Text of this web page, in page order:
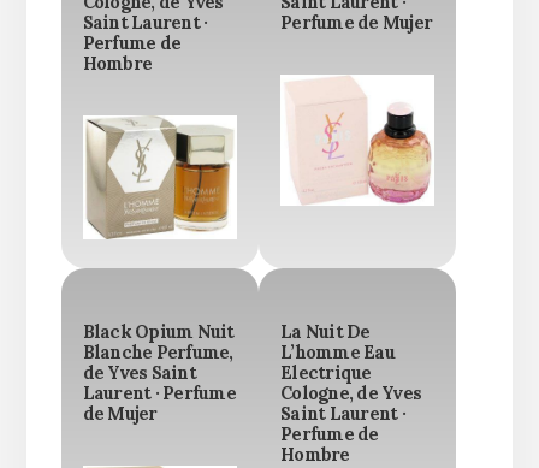
Saint Laurent ·
Perfume de
Hombre
Perfume de Mujer
Black Opium Nuit
Blanche Perfume,
de Yves Saint
Laurent · Perfume
de Mujer
La Nuit De
L’homme Eau
Electrique
Cologne, de Yves
Saint Laurent ·
Perfume de
Hombre